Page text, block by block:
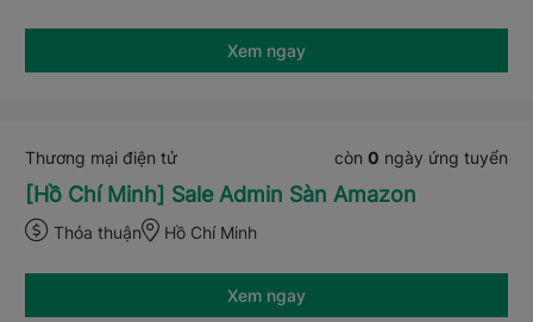
Xem ngay
Thương mại điện tử còn 0 ngày ứng tuyển
[Hồ Chí Minh] Sale Admin Sàn Amazon
Thỏa thuận Hồ Chí Minh
Xem ngay